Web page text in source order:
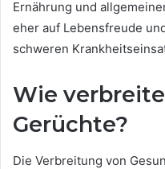
Ernährung und
eher auf Lebensfreude
schweren
Wie
Gerüchte?
Die Verbreitung von